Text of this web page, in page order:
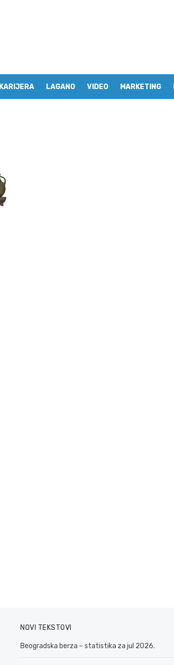
KARIJERA LAGANO VIDEO MARKETING
NOVI TEKSTOVI
Beogradska berza – statistika za jul 2026.